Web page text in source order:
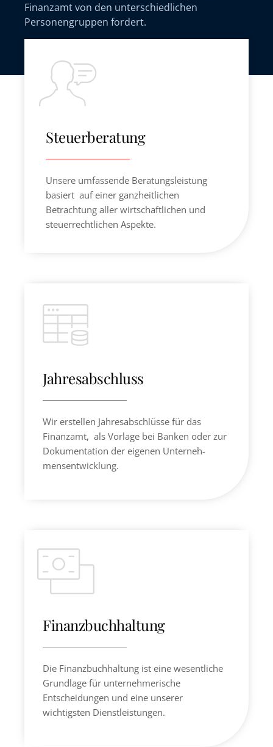
Finanzamt von den unterschiedlichen
Personengruppen fordert.
Steuerberatung
Unsere umfassende Beratungsleistung
basiert auf einer ganzheitlichen
Betrachtung aller wirt­schaftlichen und
steuerrechtlichen Aspekte.
Jahresabschluss
Wir erstellen Jahresabschlüsse für das
Finanzamt, als Vorlage bei Banken oder zur
Dokumentation der eigenen Unterneh­
mensentwicklung.
Finanzbuchhaltung
Die Finanzbuchhaltung ist eine wesentliche
Grund­lage für unternehmerische
Entscheidungen und eine unserer
wichtigsten Dienstleistungen.